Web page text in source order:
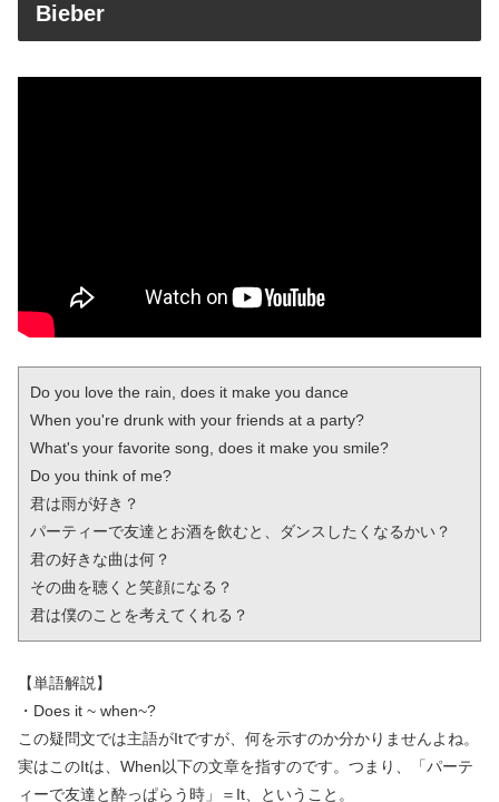
Bieber
Do you love the rain, does it make you dance
When you're drunk with your friends at a party?
What's your favorite song, does it make you smile?
Do you think of me?
君は雨が好き？
パーティーで友達とお酒を飲むと、ダンスしたくなるかい？
君の好きな曲は何？
その曲を聴くと笑顔になる？
君は僕のことを考えてくれる？
【単語解説】
・Does it ~ when~?
この疑問文では主語がItですが、何を示すのか分かりませんよね。
実はこのItは、When以下の文章を指すのです。つまり、「パーテ
ィーで友達と酔っぱらう時」＝It、ということ。